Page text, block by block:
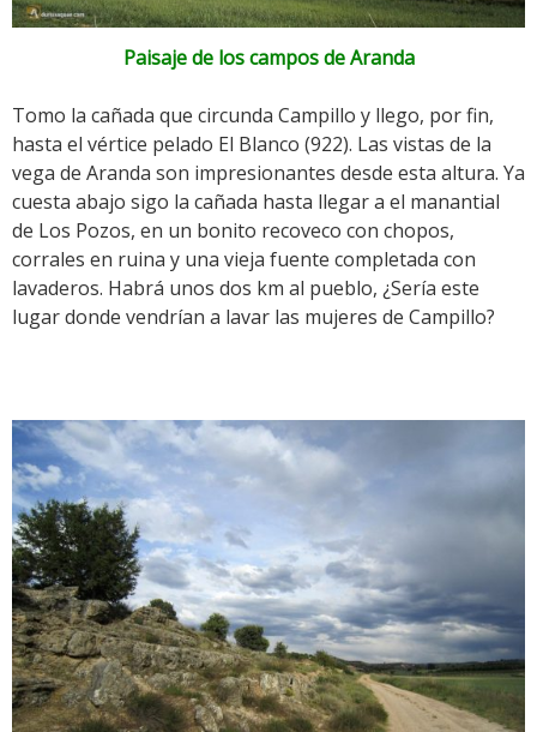
Paisaje de los campos de Aranda
Tomo la cañada que circunda Campillo y llego, por fin,
hasta el vértice pelado El Blanco (922). Las vistas de la
vega de Aranda son impresionantes desde esta altura. Ya
cuesta abajo sigo la cañada hasta llegar a el manantial
de Los Pozos, en un bonito recoveco con chopos,
corrales en ruina y una vieja fuente completada con
lavaderos. Habrá unos dos km al pueblo, ¿Sería este
lugar donde vendrían a lavar las mujeres de Campillo?